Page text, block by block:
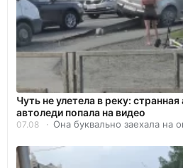
Чуть не улетела в реку:
автоледи попала на видео
07.08 Она буквально заехала на